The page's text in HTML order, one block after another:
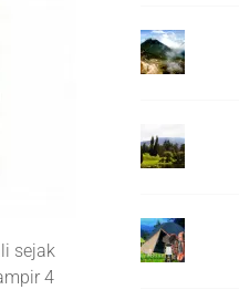
sejak
4